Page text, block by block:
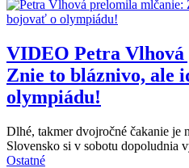
VIDEO Petra
Znie to bláznivo, ale
olympiádu!
Dlhé, takmer dvojročné čakanie je
Slovensko si v sobotu dopoludnia
Ostatné